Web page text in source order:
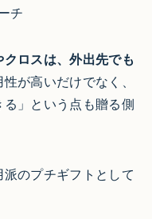
チ
ロスは、外出先でも
が高いだけでなく、
る」という点も贈る側
のプチギフトとして